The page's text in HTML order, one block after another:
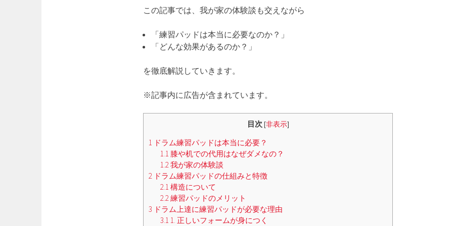
この記事では、我が家の体験談も交えながら
「練習パッドは本当に必要なのか？」
「どんな効果があるのか？」
を徹底解説していきます。
※記事内に広告が含まれています。
目次 [非表示]
1 ドラム練習パッドは本当に必要？
1.1 膝や机での代用はなぜダメなの？
1.2我が家の体験談
2 ドラム練習パッドの仕組みと特徴
2.1 構造について
2.2練習パッドのメリット
3 ドラム上達に練習パッドが必要な理由
3.1 1. 正しいフォームが身につく